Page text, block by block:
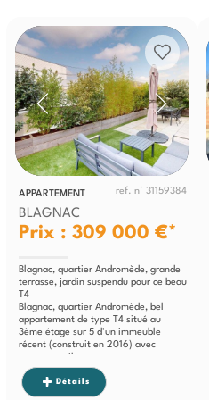
APPARTEMENT ref. n° 31159384
BLAGNAC
Prix : 309 000 €*
Blagnac, quartier Andromède, grande
terrasse, jardin suspendu pour ce beau
T4
Blagnac, quartier Andromède, bel
appartement de type T4 situé au
3ème étage sur 5 d'un immeuble
récent (construit en 2016) avec
Détails